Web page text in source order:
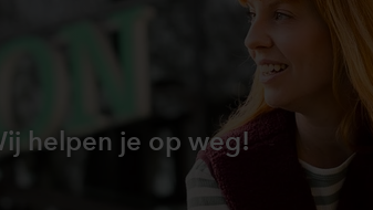
helpen je op weg!